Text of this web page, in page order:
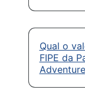
Qual o
FIPE da